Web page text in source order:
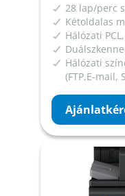
28 lap/perc
Kétoldalas
Hálózati
Hálózati
(FTP,E-mail,